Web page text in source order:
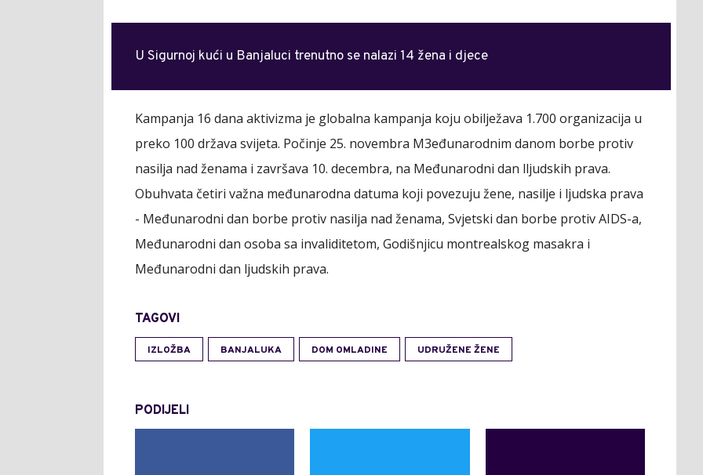
U Sigurnoj kući u Banjaluci trenutno se nalazi 14 žena i djece
Kampanja 16 dana aktivizma je globalna kampanja koju obilježava 1.700 organizacija u
preko 100 država svijeta. Počinje 25. novembra M3eđunarodnim danom borbe protiv
nasilja nad ženama i završava 10. decembra, na Međunarodni dan lljudskih prava.
Obuhvata četiri važna međunarodna datuma koji povezuju žene, nasilje i ljudska prava
- Međunarodni dan borbe protiv nasilja nad ženama, Svjetski dan borbe protiv AIDS-a,
Međunarodni dan osoba sa invaliditetom, Godišnjicu montrealskog masakra i
Međunarodni dan ljudskih prava.
TAGOVI
IZLOŽBA BANJALUKA DOM OMLADINE UDRUŽENE ŽENE
PODIJELI